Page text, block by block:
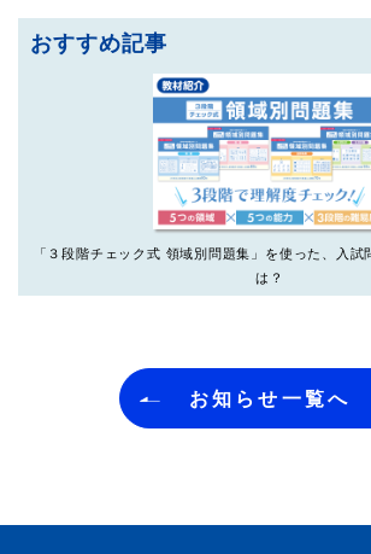
おすすめ記事
「３段階チェック式 領域別問題集」を使った、入試
は？
お知らせ一覧へ